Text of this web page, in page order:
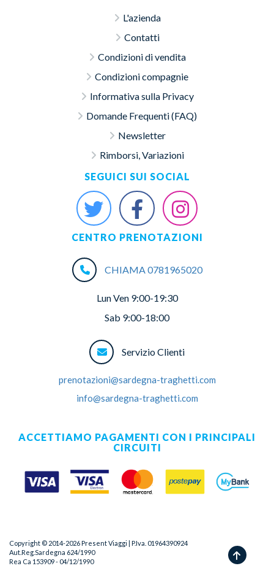
L'azienda
Contatti
Condizioni di vendita
Condizioni compagnie
Informativa sulla Privacy
Domande Frequenti (FAQ)
Newsletter
Rimborsi, Variazioni
SEGUICI SUI SOCIAL
CENTRO PRENOTAZIONI
CHIAMA 0781965020
Lun Ven 9:00-19:30
Sab 9:00-18:00
Servizio Clienti
prenotazioni@sardegna-traghetti.com
info@sardegna-traghetti.com
ACCETTIAMO PAGAMENTI CON I PRINCIPALI
CIRCUITI
Copyright © 2014-2026Present Viaggi | P.Iva. 01964390924
Aut.Reg.Sardegna 624/1990
Rea Ca 153909 - 04/12/1990